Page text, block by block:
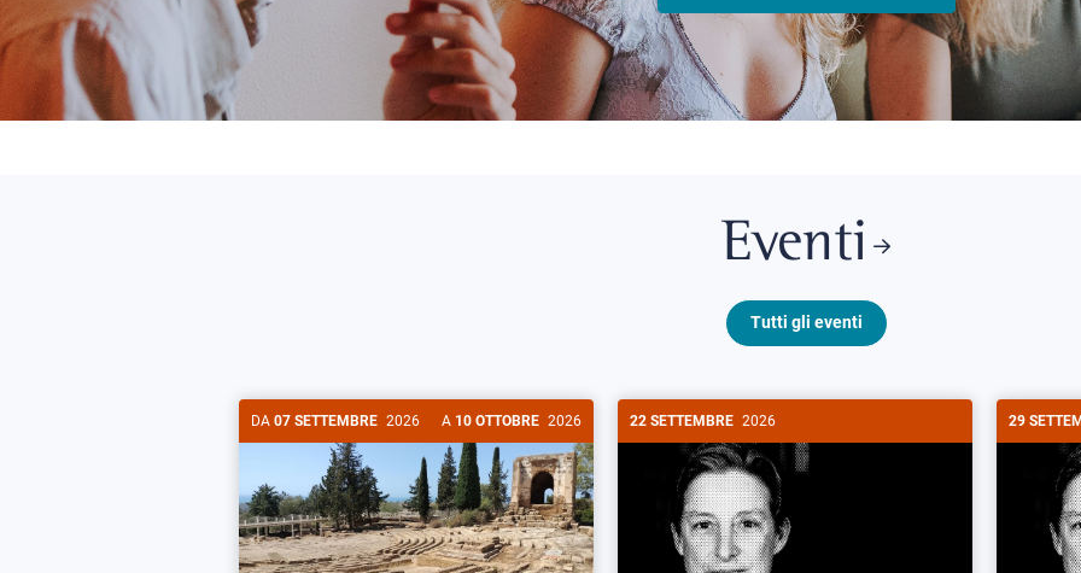
Eventi
Tutti gli eventi
DA 07 SETTEMBRE 2026 A 10 OTTOBRE 2026 22 SETTEMBRE 2026 29